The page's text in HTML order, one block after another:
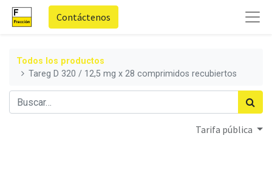
Contáctenos
Todos los productos
Tareg D 320 / 12,5 mg x 28 comprimidos recubiertos
Tarifa pública